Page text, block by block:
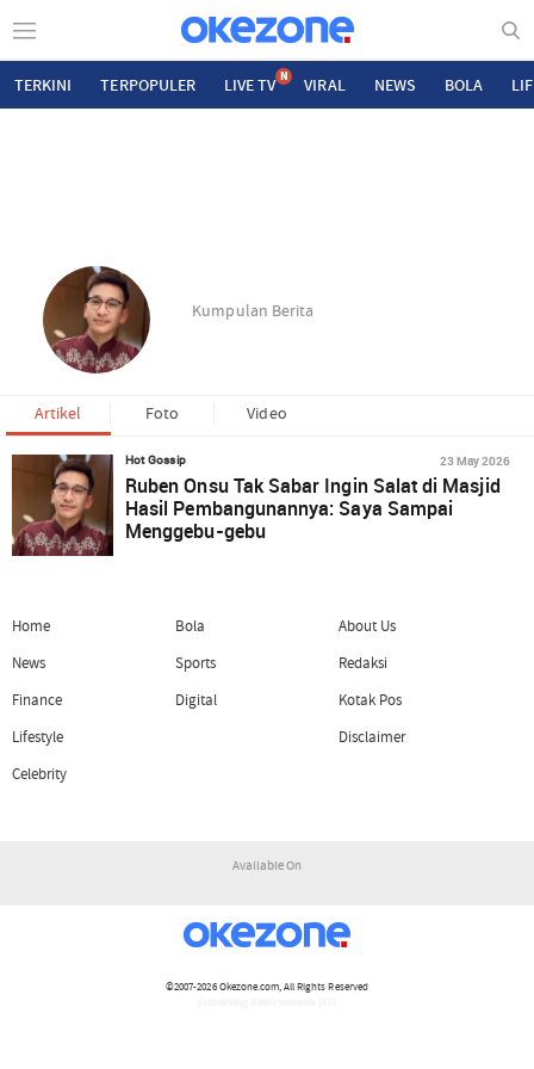
TERKINI TERPOPULER LIVE TV N VIRAL NEWS BOLA
Kumpulan Berita
Artikel Foto Video
Hot Gossip 23 May 2026
Ruben Onsu Tak Sabar Ingin Salat di Masjid
Hasil Pembangunannya: Saya Sampai
Menggebu-gebu
Home
News
Finance
Lifestyle
Celebrity
Bola
Sports
Digital
About Us
Redaksi
Kotak Pos
Disclaimer
Available On
©2007-2026Okezone.com, All Rights Reserved